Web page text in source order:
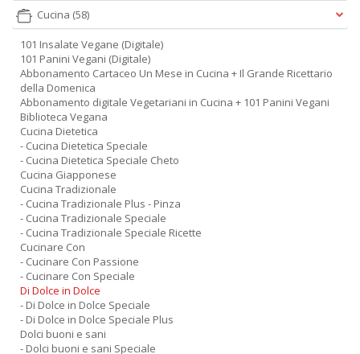
Cucina (58)
101 Insalate Vegane (Digitale)
101 Panini Vegani (Digitale)
Abbonamento Cartaceo Un Mese in Cucina + Il Grande Ricettario
della Domenica
Abbonamento digitale Vegetariani in Cucina + 101 Panini Vegani
Biblioteca Vegana
Cucina Dietetica
- Cucina Dietetica Speciale
- Cucina Dietetica Speciale Cheto
Cucina Giapponese
Cucina Tradizionale
- Cucina Tradizionale Plus - Pinza
- Cucina Tradizionale Speciale
- Cucina Tradizionale Speciale Ricette
Cucinare Con
- Cucinare Con Passione
- Cucinare Con Speciale
Di Dolce in Dolce
- Di Dolce in Dolce Speciale
- Di Dolce in Dolce Speciale Plus
Dolci buoni e sani
- Dolci buoni e sani Speciale